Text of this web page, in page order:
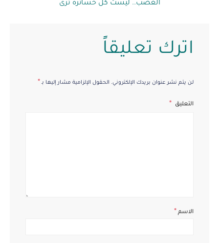
الغضب.. ليست كل خسائره تُرى
اترك تعليقاً
لن يتم نشر عنوان بريدك الإلكتروني. الحقول الإلزامية مشار إليها بـ *
التعليق
الاسم *